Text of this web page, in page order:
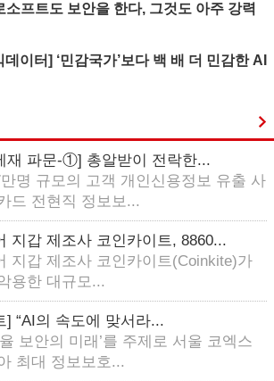
소프트도 보안을 한다, 그것도 아주 강력
이터] ‘민감국가’보다 백 배 더 민감한 AI
재 파문-①] 총알받이 전락한...
명 규모의 고객 개인신용정보 유출 사
드 전현직 정보보...
지갑 제조사 코인카이트, 8860...
지갑 제조사 코인카이트(Coinkite)가
용한 대규모...
] “AI의 속도에 맞서라...
보안의 미래’를 주제로 서울 코엑스
최대 정보보호...